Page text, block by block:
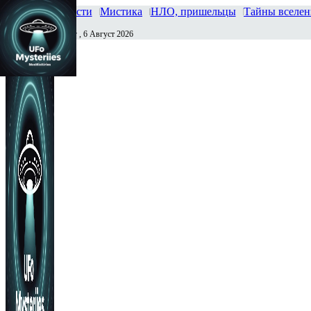
Главная Новости Мистика НЛО, пришельцы Тайны
Сегодня Четверг , 6 Август 2026